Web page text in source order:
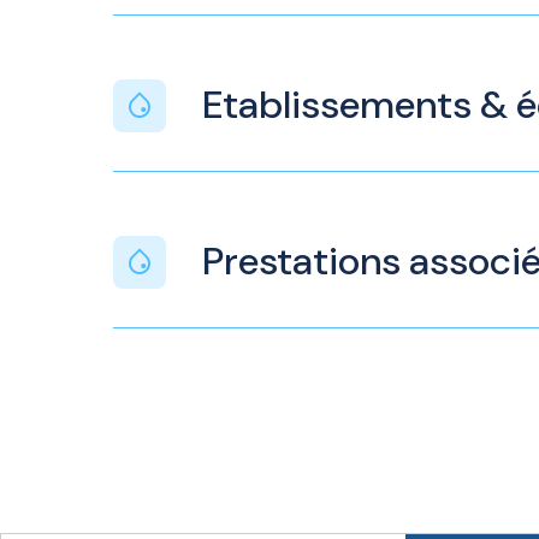
Etablissements &
Prestations